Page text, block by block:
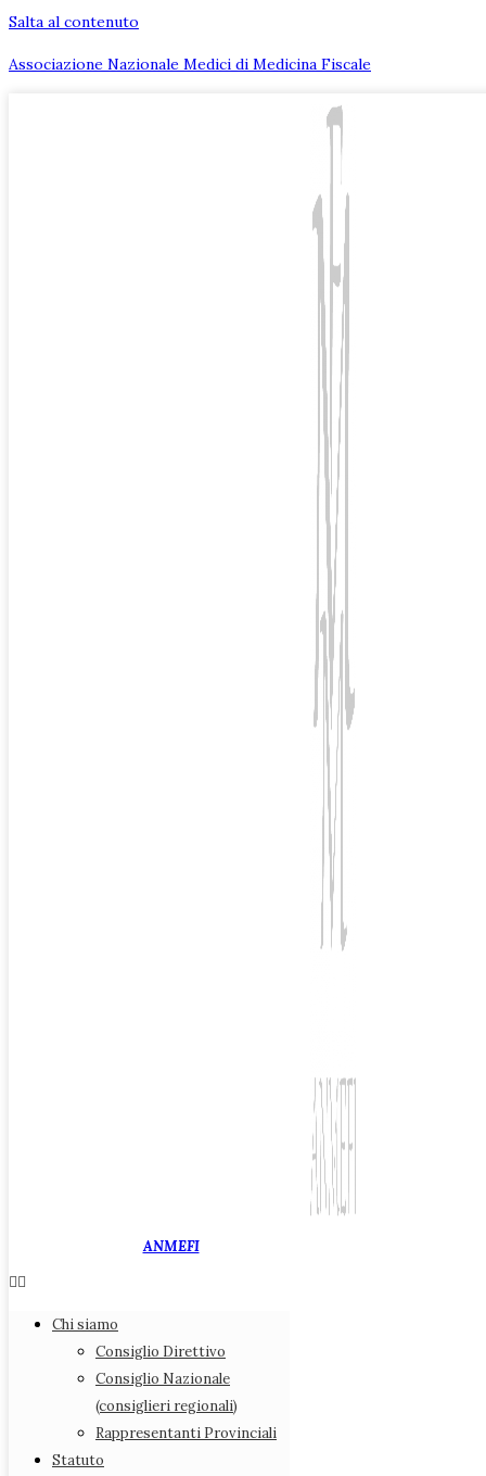
Salta al contenuto
Associazione Nazionale Medici di Medicina Fiscale
ANMEFI
Chi siamo
Consiglio Direttivo
Consiglio Nazionale
(consiglieri regionali)
Rappresentanti Provinciali
Statuto
Medici di Medicina Fiscale
Chi siamo